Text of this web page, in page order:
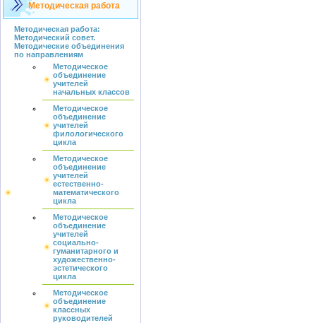
Методическая работа
Методическая работа:
Методический совет.
Методические объединения
по направлениям
Методическое
объединение
учителей
начальных классов
Методическое
объединение
учителей
филологического
цикла
Методическое
объединение
учителей
естественно-
математического
цикла
Методическое
объединение
учителей
социально-
гуманитарного и
художественно-
эстетического
цикла
Методическое
объединение
классных
руководителей